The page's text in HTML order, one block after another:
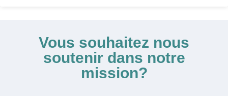
Vous souhaitez nous
soutenir dans notre
mission?